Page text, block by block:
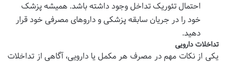
احتمال تئوریک تداخل وجود داشته باشد. همیشه پزشک
خود را در جریان سابقه پزشکی و داروهای مصرفی خود قرار
دهید.
تداخلات دارویی
یکی از نکات مهم در مصرف هر مکمل یا دارویی، آگاهی از تداخلات